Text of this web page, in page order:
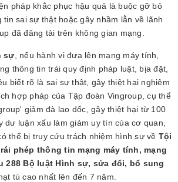
pháp khắc phục hậu quả là buộc gỡ bỏ
sai sự thật hoặc gây nhầm lẫn về lãnh
đã đăng tải trên không gian mạng.
sự, nếu hành vi đưa lên mạng máy tính,
thông tin trái quy định pháp luật, bịa đặt,
biết rõ là sai sự thật, gây thiệt hại nghiêm
hợp pháp của Tập đoàn Vingroup, cụ thể
giảm đà lao dốc, gây thiệt hại từ 100
dư luận xấu làm giảm uy tín của cơ quan,
thể bị truy cứu trách nhiệm hình sự về Tội
phép thông tin mạng máy tính, mạng
288 Bộ luật Hình sự, sửa đổi, bổ sung
tù cao nhất lên đến 7 năm.